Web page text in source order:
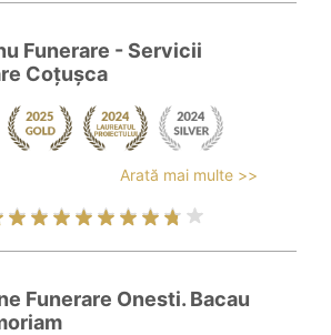
Funerare - Servicii
Coțușca
Arată mai multe >>
Funerare Onesti. Bacau